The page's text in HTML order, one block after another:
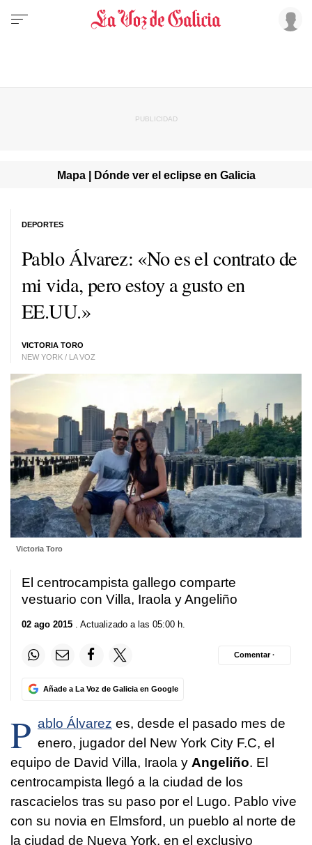
Mapa | Dónde ver el eclipse en Galicia
Pablo Álvarez: «No es el contrato de
mi vida, pero estoy a gusto en
EE.UU.»
VICTORIA TORO
NEW YORK / LA VOZ
DEPORTES
Victoria Toro
El centrocampista gallego comparte
vestuario con Villa, Iraola y Angeliño
02 ago 2015 . Actualizado a las 05:00 h.
Añade a La Voz de Galicia en Google
Comentar ·
P ablo Álvarez es, desde el pasado mes de
enero, jugador del New York City F.C, el
equipo de David Villa, Iraola y Angeliño. El
centrocampista llegó a la ciudad de los
rascacielos tras su paso por el Lugo. Pablo vive
con su novia en Elmsford, un pueblo al norte de
la ciudad de Nueva York, en el exclusivo